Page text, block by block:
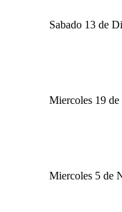
Sabado 13 de
Miercoles 19
Miercoles 5 de